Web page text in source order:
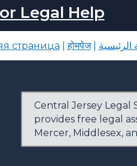
Legal Help
страница |होमपेज|
Central Jersey Legal
provides free legal
Mercer, Middlesex,